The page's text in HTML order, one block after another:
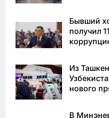
Бывший
получил
Из
нового
В